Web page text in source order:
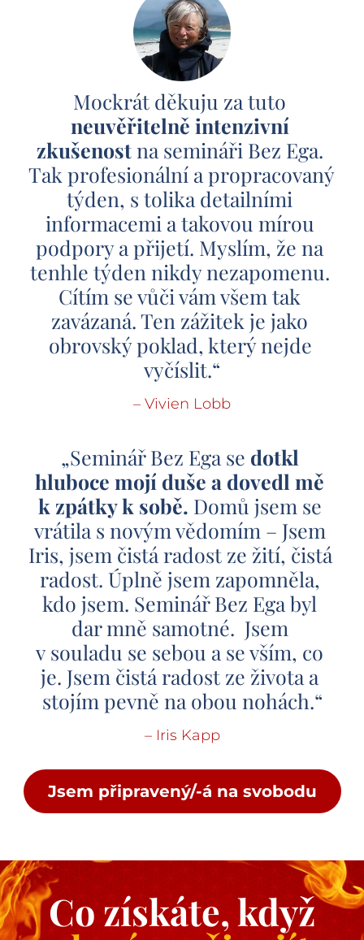
neuvěřitelně intenzivní
zkušenost na semináři Bez Ega.
Tak profesionální a propracovaný
týden, s tolika detailními
informacemi a takovou mírou
podpory a přijetí. Myslím, že na
tenhle týden nikdy nezapomenu.
Cítím se vůči vám všem tak
zavázaná. Ten zážitek je jako
obrovský poklad, který nejde
vyčíslit.“
– Vivien Lobb
„Seminář Bez Ega se dotkl
hluboce mojí duše a dovedl mě
k zpátky k sobě. Domů jsem se
vrátila s novým vědomím – Jsem
Iris, jsem čistá radost ze žití, čistá
radost. Úplně jsem zapomněla,
kdo jsem. Seminář Bez Ega byl
dar mně samotné.  Jsem
v souladu se sebou a se vším, co
je. Jsem čistá radost ze života a
stojím pevně na obou nohách.“
– Iris Kapp
Jsem připravený/-á na svobodu
Co získáte, když